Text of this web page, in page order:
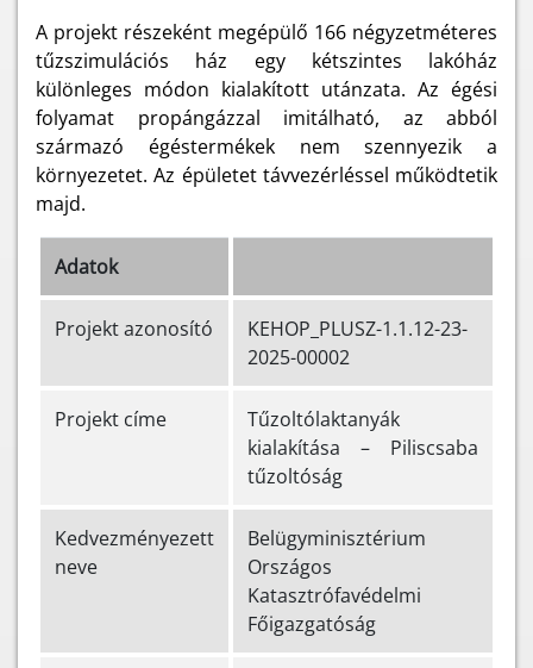
A projekt részeként megépülő 166 négyzetméteres
tűzszimulációs ház egy kétszintes lakóház
különleges módon kialakított utánzata. Az égési
folyamat propángázzal
imitálható, az abból
származó égéstermékek nem szennyezik a
környezetet. Az épületet távvezérléssel működtetik
majd.
Adatok
Projekt azonosító
KEHOP_PLUSZ-1.1.12-23-
2025-00002
Projekt címe
Tűzoltólaktanyák
kialakítása – Piliscsaba
tűzoltóság
Kedvezményezett
neve
Belügyminisztérium
Országos
Katasztrófavédelmi
Főigazgatóság